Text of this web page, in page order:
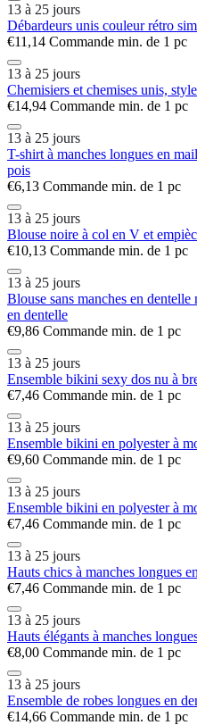
13 à 25 jours
Débardeurs unis couleur rétro
€11,14 Commande min. de 1 pc
13 à 25 jours
Chemisiers et chemises unis,
€14,94 Commande min. de 1 pc
13 à 25 jours
T-shirt à manches longues en
pois
€6,13 Commande min. de 1 pc
13 à 25 jours
Blouse noire à col en V et
€10,13 Commande min. de 1 pc
13 à 25 jours
Blouse sans manches en
en dentelle
€9,86 Commande min. de 1 pc
13 à 25 jours
Ensemble bikini sexy dos nu à
€7,46 Commande min. de 1 pc
13 à 25 jours
Ensemble bikini en polyester à
€9,60 Commande min. de 1 pc
13 à 25 jours
Ensemble bikini en polyester à
€7,46 Commande min. de 1 pc
13 à 25 jours
Hauts chics à manches longues
€7,46 Commande min. de 1 pc
13 à 25 jours
Hauts élégants à manches
€8,00 Commande min. de 1 pc
13 à 25 jours
Ensemble de robes longues en
€14,66 Commande min. de 1 pc